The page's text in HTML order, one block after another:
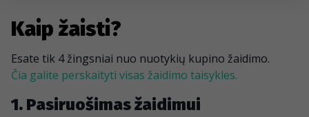
Kaip žaisti?
Esate tik 4 žingsniai nuo nuotykių kupino žaidimo.
Čia galite perskaityti visas žaidimo taisykles.
1. Pasiruošimas žaidimui